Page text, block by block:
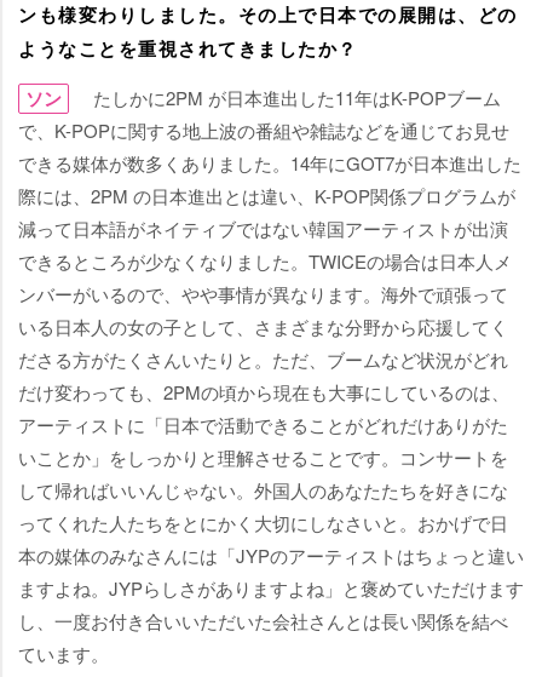
ンも様変わりしました。その上で日本での展開は、どの
ようなことを重視されてきましたか？
ソン
たしかに2PM が日本進出した11年はK-POPブーム
で、K-POPに関する地上波の番組や雑誌などを通じてお見せ
できる媒体が数多くありました。14年にGOT7が日本進出した
際には、2PM の日本進出とは違い、K-POP関係プログラムが
減って日本語がネイティブではない韓国アーティストが出演
できるところが少なくなりました。TWICEの場合は日本人メ
ンバーがいるので、やや事情が異なります。海外で頑張って
いる日本人の女の子として、さまざまな分野から応援してく
ださる方がたくさんいたりと。ただ、ブームなど状況がどれ
だけ変わっても、2PMの頃から現在も大事にしているのは、
アーティストに「日本で活動できることがどれだけありがた
いことか」をしっかりと理解させることです。コンサートを
して帰ればいいんじゃない。外国人のあなたたちを好きにな
ってくれた人たちをとにかく大切にしなさいと。おかげで日
本の媒体のみなさんには「JYPのアーティストはちょっと違い
ますよね。JYPらしさがありますよね」と褒めていただけます
し、一度お付き合いいただいた会社さんとは長い関係を結べ
ています。